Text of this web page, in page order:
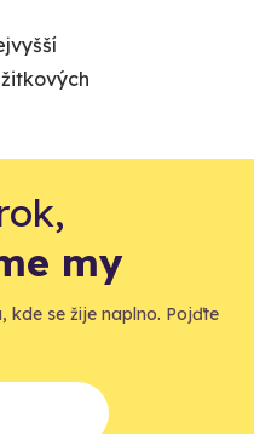
my
kde se žije naplno. Pojďte